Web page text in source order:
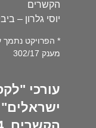
הקשרים
יוסי גלרון –
* הפרויקט נתמך
מענק 302/17
עורכי
ישראלים"